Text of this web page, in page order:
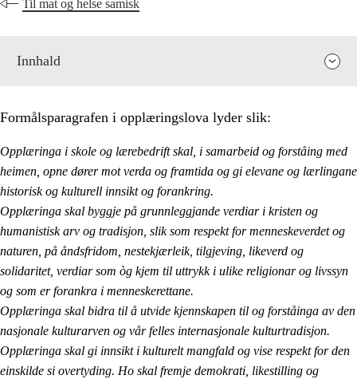
Til mat og helse samisk
Innhald
Formålsparagrafen i opplæringslova lyder slik:
Opplæringa i skole og lærebedrift skal, i samarbeid og forståing med
heimen, opne dører mot verda og framtida og gi elevane og lærlingane
historisk og kulturell innsikt og forankring.
Opplæringa skal byggje på grunnleggjande verdiar i kristen og
humanistisk arv og tradisjon, slik som respekt for menneskeverdet og
naturen, på åndsfridom, nestekjærleik, tilgjeving, likeverd og
solidaritet, verdiar som òg kjem til uttrykk i ulike religionar og livssyn
og som er forankra i menneskerettane.
Opplæringa skal bidra til å utvide kjennskapen til og forståinga av den
nasjonale kulturarven og vår felles internasjonale kulturtradisjon.
Opplæringa skal gi innsikt i kulturelt mangfald og vise respekt for den
einskilde si overtyding. Ho skal fremje demokrati, likestilling og